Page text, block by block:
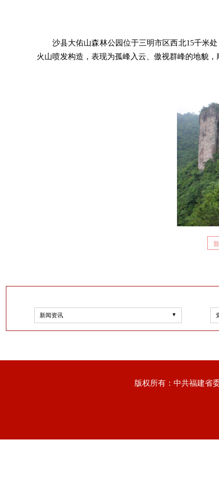
沙县大佑山森林公园位于三明市区西北15千米
火山喷发构造，表现为孤峰入云、傲视群峰的地貌
新闻资讯
版权所有：中共福建省